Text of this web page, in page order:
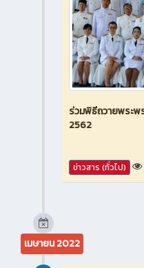
ร่วมพิธีถวายพระพ
2562
ข่าวสาร (ทั่วไป)
เมษายน 2022